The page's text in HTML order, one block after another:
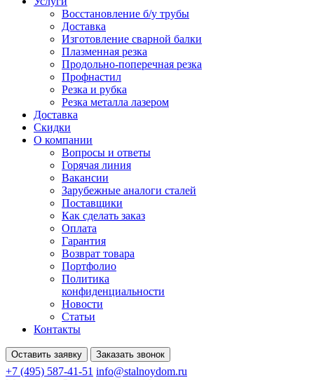
Восстановление б/у трубы
Доставка
Изготовление сварной балки
Плазменная резка
Продольно-поперечная резка
Профнастил
Резка и рубка
Резка металла лазером
Доставка
Скидки
О компании
Вопросы и ответы
Горячая линия
Вакансии
Зарубежные аналоги сталей
Поставщики
Как сделать заказ
Оплата
Гарантия
Возврат товара
Портфолио
Политика
конфиденциальности
Новости
Статьи
Контакты
Оставить заявку Заказать звонок
+7 (495) 587-41-51 info@stalnoydom.ru